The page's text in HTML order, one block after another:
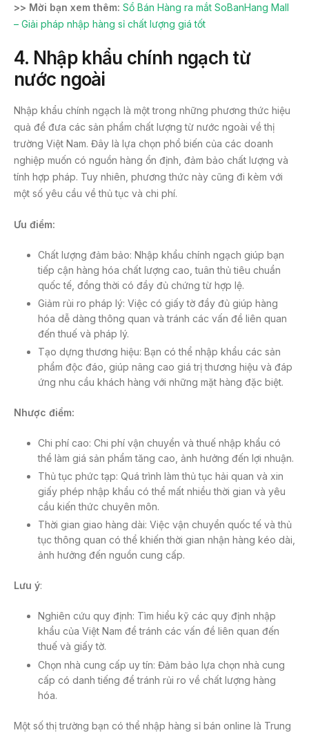
>> Mời bạn xem thêm: Sổ Bán Hàng ra mắt SoBanHang Mall
– Giải pháp nhập hàng sỉ chất lượng giá tốt
4. Nhập khẩu chính ngạch từ
nước ngoài
Nhập khẩu chính ngạch là một trong những phương thức hiệu
quả để đưa các sản phẩm chất lượng từ nước ngoài về thị
trường Việt Nam. Đây là lựa chọn phổ biến của các doanh
nghiệp muốn có nguồn hàng ổn định, đảm bảo chất lượng và
tính hợp pháp. Tuy nhiên, phương thức này cũng đi kèm với
một số yêu cầu về thủ tục và chi phí.
Ưu điểm:
Chất lượng đảm bảo: Nhập khẩu chính ngạch giúp bạn
tiếp cận hàng hóa chất lượng cao, tuân thủ tiêu chuẩn
quốc tế, đồng thời có đầy đủ chứng từ hợp lệ.
Giảm rủi ro pháp lý: Việc có giấy tờ đầy đủ giúp hàng
hóa dễ dàng thông quan và tránh các vấn đề liên quan
đến thuế và pháp lý.
Tạo dựng thương hiệu: Bạn có thể nhập khẩu các sản
phẩm độc đáo, giúp nâng cao giá trị thương hiệu và đáp
ứng nhu cầu khách hàng với những mặt hàng đặc biệt.
Nhược điểm:
Chi phí cao: Chi phí vận chuyển và thuế nhập khẩu có
thể làm giá sản phẩm tăng cao, ảnh hưởng đến lợi nhuận.
Thủ tục phức tạp: Quá trình làm thủ tục hải quan và xin
giấy phép nhập khẩu có thể mất nhiều thời gian và yêu
cầu kiến thức chuyên môn.
Thời gian giao hàng dài: Việc vận chuyển quốc tế và thủ
tục thông quan có thể khiến thời gian nhận hàng kéo dài,
ảnh hưởng đến nguồn cung cấp.
Lưu ý:
Nghiên cứu quy định: Tìm hiểu kỹ các quy định nhập
khẩu của Việt Nam để tránh các vấn đề liên quan đến
thuế và giấy tờ.
Chọn nhà cung cấp uy tín: Đảm bảo lựa chọn nhà cung
cấp có danh tiếng để tránh rủi ro về chất lượng hàng
hóa.
Một số thị trường bạn có thể nhập hàng sỉ bán online là Trung